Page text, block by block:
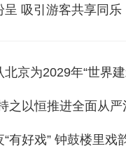
呈 吸引游客共享同乐
京为2029年“世界
之以恒推进全面从严
有好戏” 钟鼓楼里戏